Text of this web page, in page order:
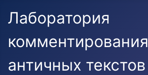
Лаборатория
комментирования
античных текстов